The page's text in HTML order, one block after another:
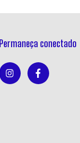
Permaneça conectado